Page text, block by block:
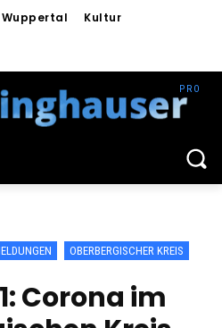
Wuppertal Kultur
OBERBERGISCHER KREIS
Corona im